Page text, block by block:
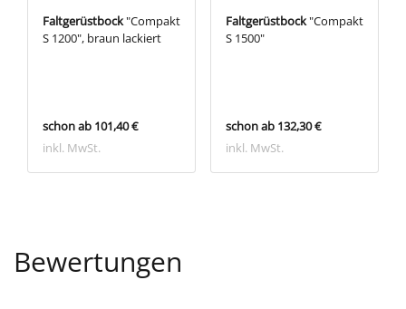
Faltgerüstbock"Compakt
S 1200", braun lackiert
schon ab 101,40 €
inkl. MwSt.
Faltgerüstbock"Compakt
S 1500"
schon ab 132,30 €
inkl. MwSt.
Bewertungen